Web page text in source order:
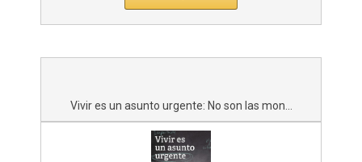
Vivir es un asunto urgente: No son las mon...